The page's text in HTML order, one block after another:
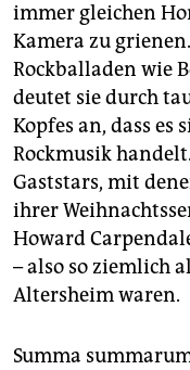
immer gleichen
Kamera zu
Rockballaden wie
deutet sie durch
Kopfes an, dass es
Rockmusik
Gaststars, mit
ihrer
Howard
– also so ziemlich
Altersheim waren.
Summa